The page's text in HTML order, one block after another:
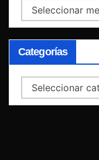
Archivos
Categorías
Categorías